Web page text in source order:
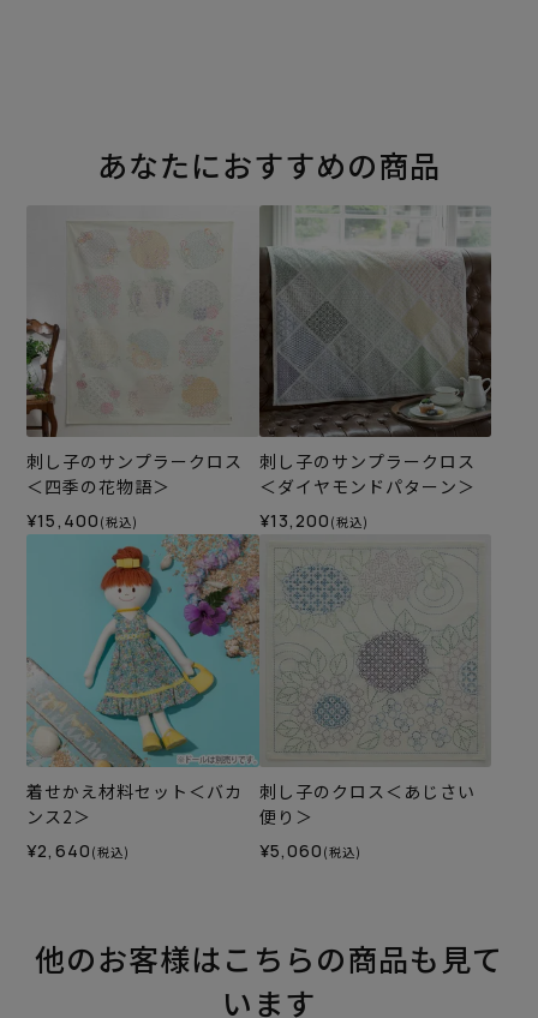
あなたにおすすめの商品
刺し子のサンプラークロス
＜四季の花物語＞
¥15,400 (税込)
刺し子のサンプラークロス
＜ダイヤモンドパターン＞
¥13,200 (税込)
着せかえ材料セット＜バカ
ンス2＞
¥2,640 (税込)
刺し子のクロス＜あじさい
便り＞
¥5,060 (税込)
他のお客様はこちらの商品も見て
います